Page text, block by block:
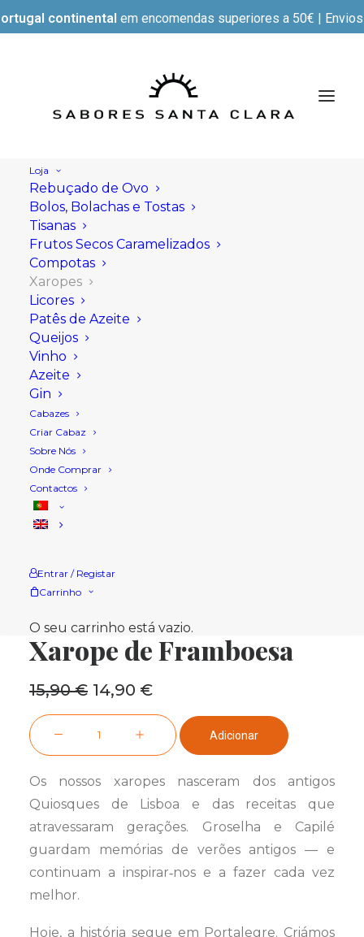
continental em encomendas superiores a 50€ |
Loja
Rebuçado de Ovo
Bolos, Bolachas e Tostas
Tisanas
Frutos Secos Caramelizados
Compotas
Xaropes
Licores
Patês de Azeite
Queijos
Vinho
Azeite
Gin
Cabazes
Criar Cabaz
Sobre Nós
Onde Comprar
Contactos
Entrar / Registar
Carrinho
O seu carrinho está vazio.
Xarope de Framboesa
15,90€ O
preço
original
14,90 €
preço
atual
é:
Quantidade
de
Adicionar
Os nossos xaropes nasceram dos antigos
Quiosques de Lisboa e das receitas que
atravessaram gerações. Groselha e Capilé
guardam memórias de verões antigos — e
continuam a inspirar‑nos e a fazer cada vez
melhor.
Hoje, a história segue em Portalegre. Criámos